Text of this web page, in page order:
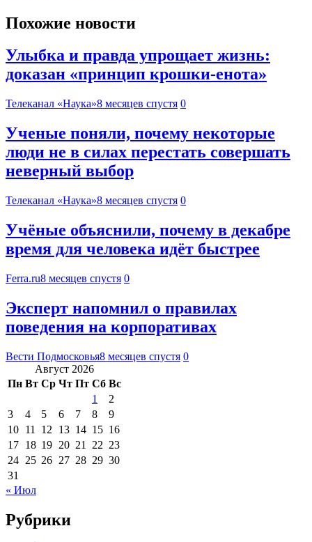
Похожие новости
Улыбка и правда упрощает жизнь:
доказан «принцип крошки-енота»
Телеканал «Наука»8 месяцев спустя 0
Ученые поняли, почему некоторые
люди не в силах перестать совершать
неверный выбор
Телеканал «Наука»8 месяцев спустя 0
Учёные объяснили, почему в декабре
время для человека идёт быстрее
Ferra.ru8 месяцев спустя 0
Эксперт напомнил о правилах
поведения на корпоративах
Вести Подмосковья8 месяцев спустя 0
Август 2026
Пн Вт Ср Чт Пт Сб Вс
1
2
3
4 5 6 7 8
9
10 11 12 13 14 15 16
17 18 19 20 21 22 23
24 25 26 27 28 29 30
31
« Июл
Рубрики